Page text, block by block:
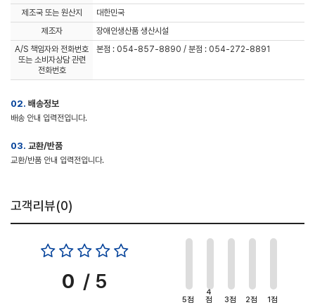
제조국 또는 원산지
대한민국
제조자
장애인생산품 생산시설
A/S 책임자와 전화번호
또는 소비자상담 관련
전화번호
본점 : 054-857-8890 / 분점 : 054-272-8891
02. 배송정보
배송 안내 입력전입니다.
03. 교환/반품
교환/반품 안내 입력전입니다.
고객리뷰(0)
0 / 5
5점
4
점
3점 2점 1점